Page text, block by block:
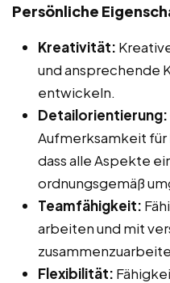
Persönliche
Kreativität:
und ansprechende
entwickeln.
Detailorientierung:
Aufmerksamkeit für
dass alle Aspekte
ordnungsgemäß
Teamfähigkeit:
arbeiten und mit
Flexibilität: